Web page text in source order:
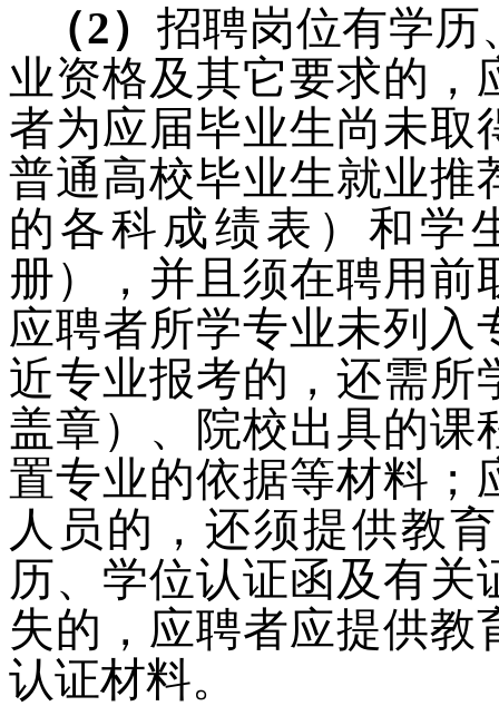
（2） 招聘岗位有学历
业资格及其它要求的，
者为应届毕业生尚未取
普通高校毕业生就业推
的各科成绩表）和学
册），并且须在聘用前
应聘者所学专业未列入
近专业报考的，还需所
盖章）、院校出具的课
置专业的依据等材料；
人员的，还须提供教
历、学位认证函及有
失的，应聘者应提供教
认证材料。